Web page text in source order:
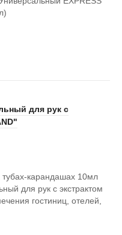
для рук с
тубах-карандашах 10мл
для рук c экстрактом
гостиниц, отелей,